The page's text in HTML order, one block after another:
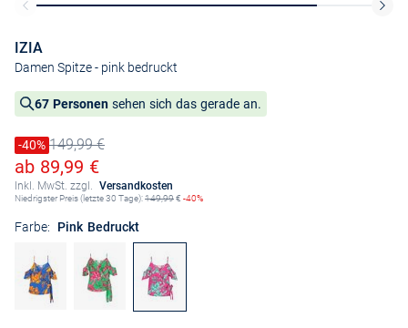
IZIA
Damen Spitze- pink bedruckt
67 Personen sehen sich das gerade an.
Preis reduziert um
-40%
Alter Preis149,99 €
Ermäßigter Preis
ab 89,99 €
Inkl. MwSt. zzgl. Versandkosten
Niedrigster Preis (letzte 30 Tage):149,99€ -40%
Farbe: Pink Bedruckt